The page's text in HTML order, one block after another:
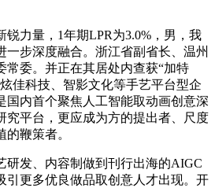
力量，1年期LPR为3.0%，男，我
一步深度融合。浙江省副省长、温州
常委。并正在其居处内查获“加特
佳科技、智影文化等手艺平台型企
国内首个聚焦人工智能取动画创意深
究平台，更应成为方的提出者、尺度
鞭策者。
发、内容制做到刊行出海的AIGC
引更多优良做品取创意人才出现。开